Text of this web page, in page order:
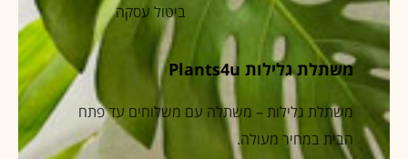
ביטול עסקה
משתלת גלילות Plants4u
משתלת גלילות – משתלה עם משלוחים עד פתח
הבית במחיר מעולה.